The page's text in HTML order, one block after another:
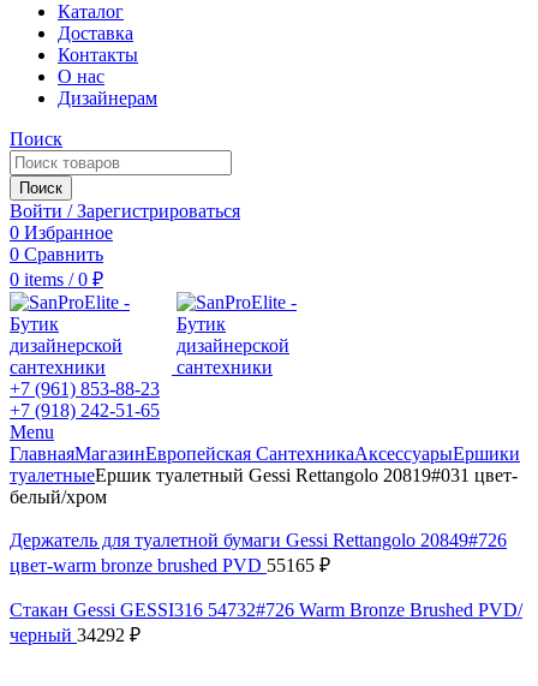
Каталог
Доставка
Контакты
О нас
Дизайнерам
Поиск
Поиск
Войти / Зарегистрироваться
0 Избранное
0 Сравнить
0 items / 0 ₽
+7 (961) 853-88-23
+7 (918) 242-51-65
Menu
ГлавнаяМагазинЕвропейская СантехникаАксессуарыЕршики
туалетныеЕршик туалетный Gessi Rettangolo 20819#031 цвет-
белый/хром
Держатель для туалетной бумаги Gessi Rettangolo 20849#726
цвет-warm bronze brushed PVD 55165 ₽
Стакан Gessi GESSI316 54732#726 Warm Bronze Brushed PVD/
черный 34292 ₽